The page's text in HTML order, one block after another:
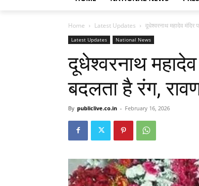
Home Latest Updates दूधेश्वरनाथ महादेव मंदिर
Latest Updates National News
दूधेश्वरनाथ
बदलता है रंग,
By publiclive.co.in - February 16, 2026